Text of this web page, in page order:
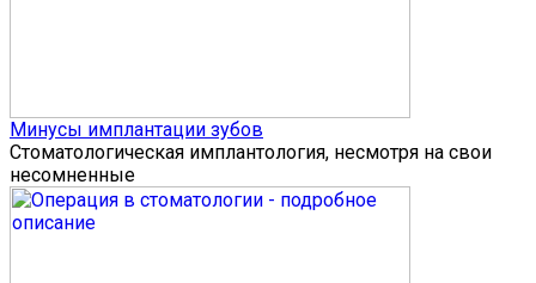
Минусы имплантации зубов
Стоматологическая имплантология, несмотря на свои
несомненные